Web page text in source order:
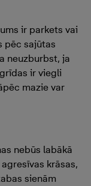
ir parkets vai
pēc sajūtas
neuzburbst, ja
ir viegli
mazie var
nebūs labākā
krāsas,
sienām